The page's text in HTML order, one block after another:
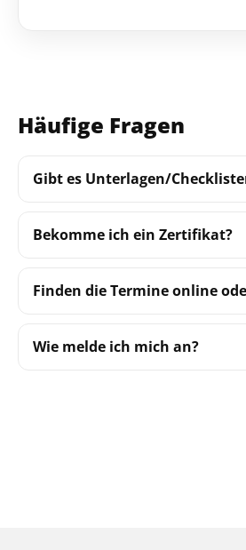
Häufige Fragen
Gibt es Unterlagen/
Bekomme ich ein Zertifikat?
Finden die Termine online
Wie melde ich mich an?